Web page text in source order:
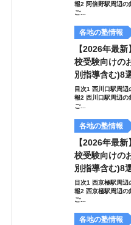
報2 阿倍野駅周辺の
ご...
各地の塾情報
【2026年最
校受験向けの
別指導含む)8
目次1 西川口駅周
報2 西川口駅周辺の
ご...
各地の塾情報
【2026年最
校受験向けの
別指導含む)8
目次1 西京極駅周
報2 西京極駅周辺の
ご...
各地の塾情報